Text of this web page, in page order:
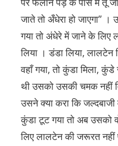
जाते तो अँधेरा हो जाएगा”
गया तो अंधेरे में जाने के लिए
लिया । डंडा लिया, लालटेन
वहाँ गया, तो कुंडा मिला,
थी उसको उसकी चमक नहीं
उसने क्या करा कि
कुंडा टूट गया तो अब उसको
लिए लालटेन की जरूरत